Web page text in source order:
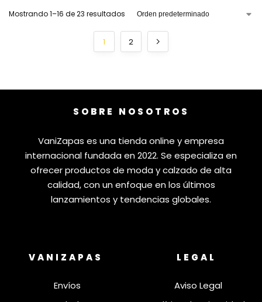
Mostrando 1–16 de 23 resultados
1 2
SOBRE NOSOTROS
VaniZapas es una tienda online y empresa
internacional fundada en 2022. Se especializa en
ofrecer productos de moda y calzado de alta
calidad, con un enfoque en los últimos
lanzamientos y tendencias globales.
VANIZAPAS
Envíos
LEGAL
Aviso Legal